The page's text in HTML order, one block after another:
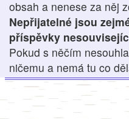
obsah a nenese za něj
Nepřijatelné jsou
příspěvky
Pokud s něčím
ničemu a nemá tu co